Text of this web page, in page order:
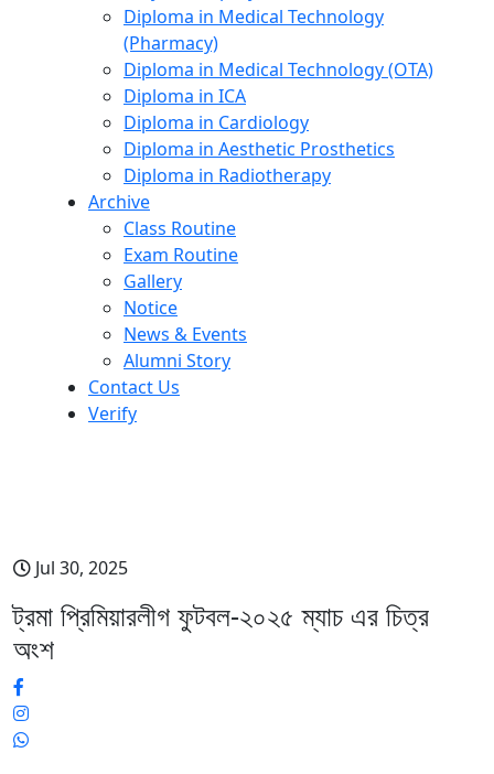
Diploma in Medical Technology
(Pharmacy)
Diploma in Medical Technology (OTA)
Diploma in ICA
Diploma in Cardiology
Diploma in Aesthetic Prosthetics
Diploma in Radiotherapy
Archive
Class Routine
Exam Routine
Gallery
Notice
News & Events
Alumni Story
Contact Us
Verify
Jul 30, 2025
ট্রমা প্রিমিয়ারলীগ ফুটবল-২০২৫ ম্যাচ এর চিত্র
অংশ